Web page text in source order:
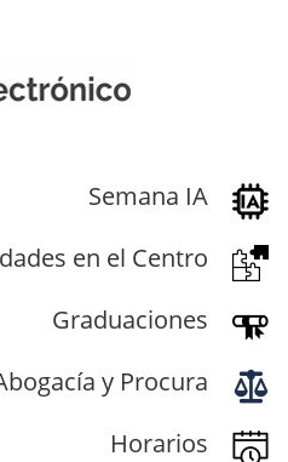
Semana IA
en el Centro
Graduaciones
y Procura
Horarios